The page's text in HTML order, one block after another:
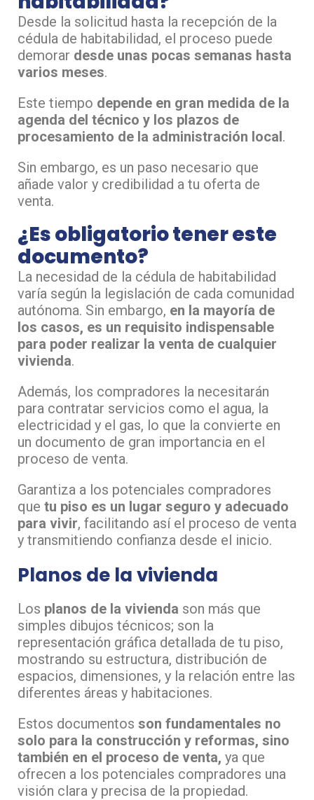
Desde la solicitud hasta la recepción de la
cédula de habitabilidad, el proceso puede
demorar desde unas pocas semanas hasta
varios meses.
Este tiempo depende en gran medida de la
agenda del técnico y los plazos de
procesamiento de la administración local.
Sin embargo, es un paso necesario que
añade valor y credibilidad a tu oferta de
venta.
¿Es obligatorio tener este
documento?
La necesidad de la cédula de habitabilidad
varía según la legislación de cada comunidad
autónoma. Sin embargo, en la mayoría de
los casos, es un requisito indispensable
para poder realizar la venta de cualquier
vivienda.
Además, los compradores la necesitarán
para contratar servicios como el agua, la
electricidad y el gas, lo que la convierte en
un documento de gran importancia en el
proceso de venta.
Garantiza a los potenciales compradores
que tu piso es un lugar seguro y adecuado
para vivir, facilitando así el proceso de venta
y transmitiendo confianza desde el inicio.
Planos de la vivienda
Los planos de la vivienda son más que
simples dibujos técnicos; son la
representación gráfica detallada de tu piso,
mostrando su estructura, distribución de
espacios, dimensiones, y la relación entre las
diferentes áreas y habitaciones.
Estos documentos son fundamentales no
solo para la construcción y reformas, sino
también en el proceso de venta, ya que
ofrecen a los potenciales compradores una
visión clara y precisa de la propiedad.